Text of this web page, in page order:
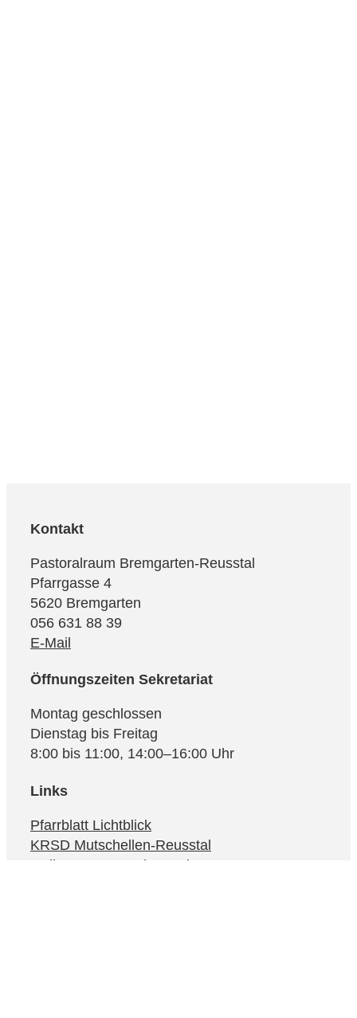
Kontakt
Pastoralraum Bremgarten-Reusstal
Pfarrgasse 4
5620 Bremgarten
056 631 88 39
E-Mail
Öffnungszeiten Sekretariat
Montag geschlossen
Dienstag bis Freitag
8:00 bis 11:00, 14:00–16:00 Uhr
Links
Pfarrblatt Lichtblick
KRSD Mutschellen-Reusstal
Online-Beratung der Caritas Aargau